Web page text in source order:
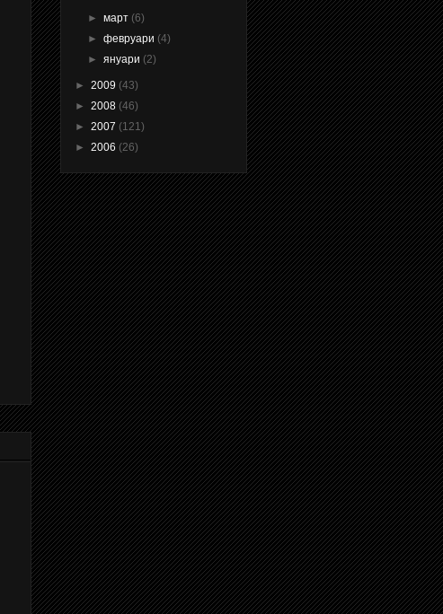
►март (6)
►февруари (4)
►януари (2)
► 2009 (43)
► 2008 (46)
► 2007 (121)
► 2006 (26)